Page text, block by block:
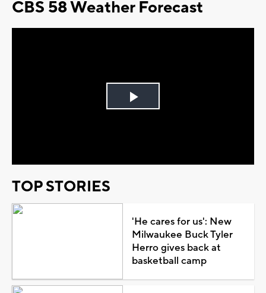
CBS 58 Weather Forecast
Play
TOP STORIES
'He cares for us': New
Milwaukee Buck Tyler
Herro gives back at
basketball camp